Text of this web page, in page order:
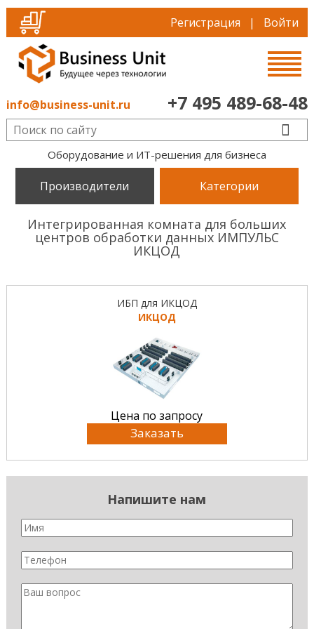
Регистрация | Войти
info@business-unit.ru +7 495 489-68-48
Оборудование и ИТ-решения для бизнеса
Производители Категории
Интегрированная комната для больших
центров обработки данных ИМПУЛЬС
ИКЦОД
ИБП для ИКЦОД
ИКЦОД
Цена по запросу
Заказать
Напишите нам